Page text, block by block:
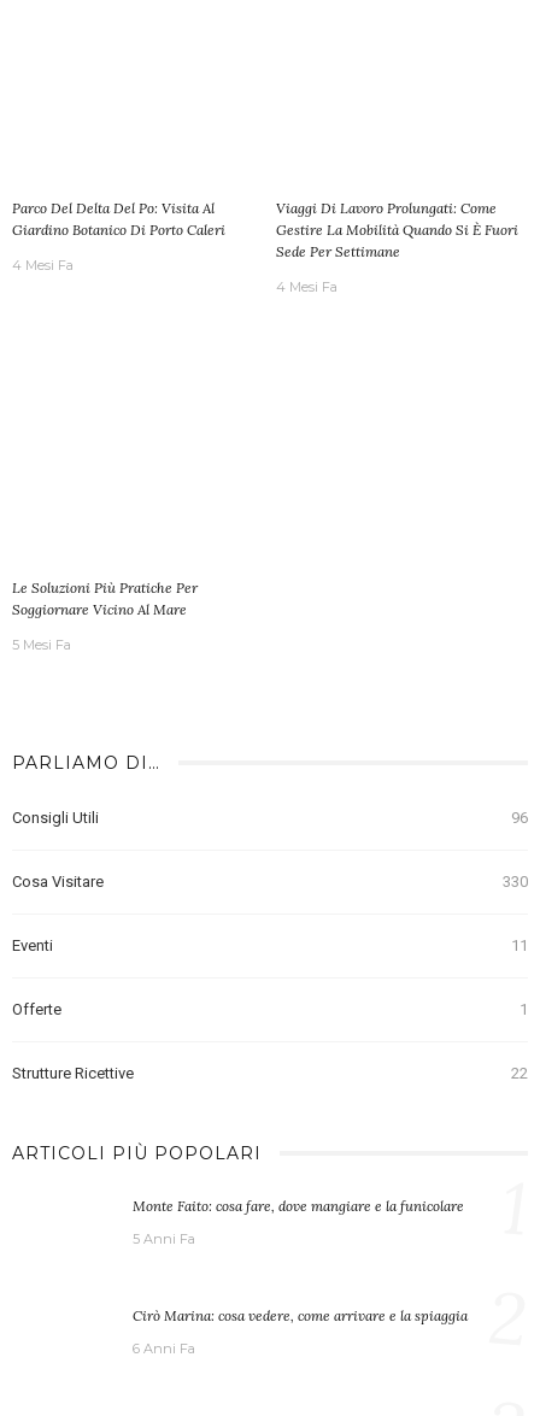
Parco Del Delta Del Po: Visita Al
Giardino Botanico Di Porto Caleri
4 Mesi Fa
Viaggi Di Lavoro Prolungati: Come
Gestire La Mobilità Quando Si È Fuori
Sede Per Settimane
4 Mesi Fa
Le Soluzioni Più Pratiche Per
Soggiornare Vicino Al Mare
5 Mesi Fa
PARLIAMO DI…
Consigli Utili 96
Cosa Visitare 330
Eventi 11
Offerte 1
Strutture Ricettive 22
ARTICOLI PIÙ POPOLARI
Monte Faito: cosa fare, dove mangiare e la funicolare
5 Anni Fa
Cirò Marina: cosa vedere, come arrivare e la spiaggia
6 Anni Fa